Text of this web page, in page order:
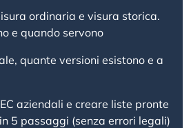
ordinaria e visura storica.
e quando servono
quante versioni esistono e a
aziendali e creare liste pronte
5 passaggi (senza errori legali)